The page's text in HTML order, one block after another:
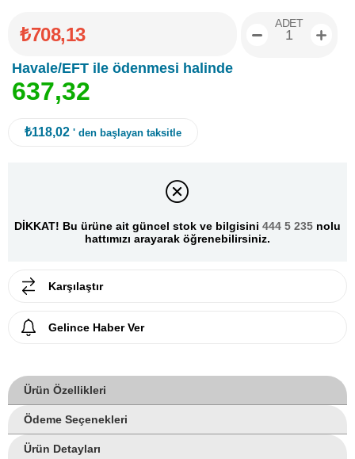
₺708,13
Havale/EFT ile ödenmesi halinde
637,32
ADET
₺118,02 ' den başlayan taksitle
DİKKAT! Bu ürüne ait güncel stok ve bilgisini 444 5 235 nolu
hattımızı arayarak öğrenebilirsiniz.
Karşılaştır
Gelince Haber Ver
Ürün Özellikleri
Ödeme Seçenekleri
Ürün Detayları